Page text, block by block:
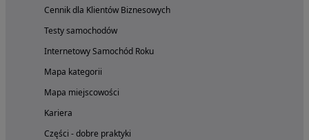
Cennik dla Klientów Biznesowych
Testy samochodów
Internetowy Samochód Roku
Mapa kategorii
Mapa miejscowości
Kariera
Części - dobre praktyki